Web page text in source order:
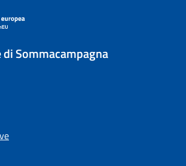
di Sommacampagna